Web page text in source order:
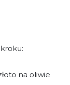
na oliwie